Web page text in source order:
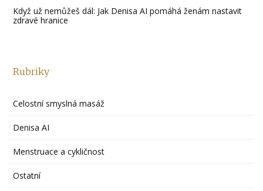
Když už nemůžeš dál: Jak Denisa AI pomáhá ženám nastavit
zdravé hranice
Rubriky
Celostní smyslná masáž
Denisa AI
Menstruace a cykličnost
Ostatní